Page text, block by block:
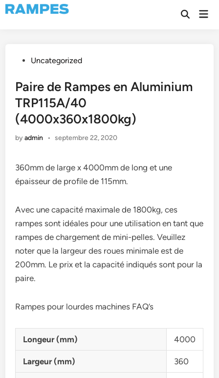
Skip
to
Open
PostedUncategorized
Paire de Rampes en Aluminium
TRP115A/40
(4000x360x1800kg)
byadmin • septembre 22, 2020
360mm de large x 4000mm de long et une
épaisseur de profile de 115mm.
Avec une capacité maximale de 1800kg, ces
rampes sont idéales pour une utilisation en tant que
rampes de chargement de mini-pelles. Veuillez
noter que la largeur des roues minimale est de
200mm. Le prix et la capacité indiqués sont pour la
paire.
Rampes pour lourdes machines FAQ’s
Longeur (mm) 4000
Largeur (mm) 360